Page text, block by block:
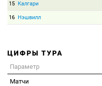
15 Калгари
16 Нэшвилл
ЦИФРЫ ТУРА
Параметр
Матчи